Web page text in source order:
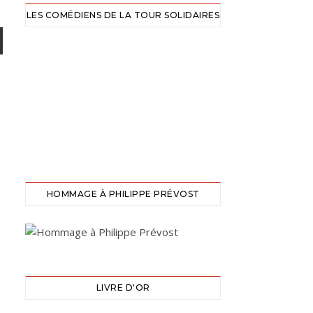
LES COMÉDIENS DE LA TOUR SOLIDAIRES
HOMMAGE À PHILIPPE PRÉVOST
LIVRE D'OR